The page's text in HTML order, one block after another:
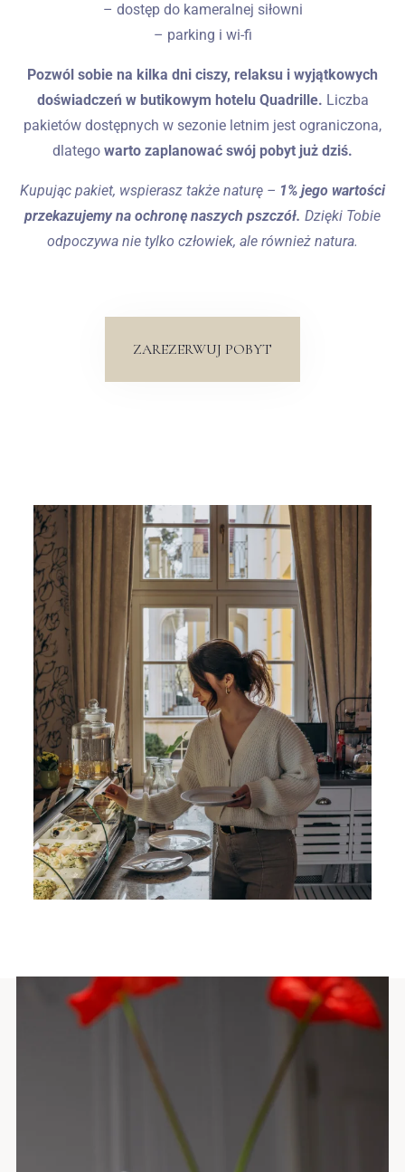
– dostęp do kameralnej siłowni
– parking i wi-fi
Pozwól sobie na kilka dni ciszy, relaksu i wyjątkowych
doświadczeń w butikowym hotelu Quadrille. Liczba
pakietów dostępnych w sezonie letnim jest ograniczona,
dlatego warto zaplanować swój pobyt już dziś.
Kupując pakiet, wspierasz także naturę – 1% jego wartości
przekazujemy na ochronę naszych pszczół. Dzięki Tobie
odpoczywa nie tylko człowiek, ale również natura.
ZAREZERWUJ POBYT